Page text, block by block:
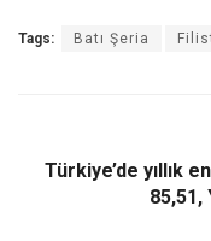
Tags: Batı Şeria
Türkiye’de yıllık
85,51,